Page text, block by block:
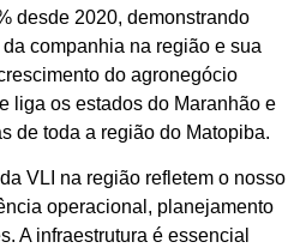
desde 2020, demonstrando
companhia na região e sua
do agronegócio
liga os estados do Maranhão e
de toda a região do Matopiba.
VLI na região refletem o nosso
operacional, planejamento
A infraestrutura é essencial